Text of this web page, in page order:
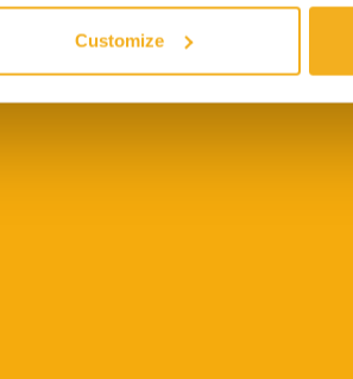
Customize